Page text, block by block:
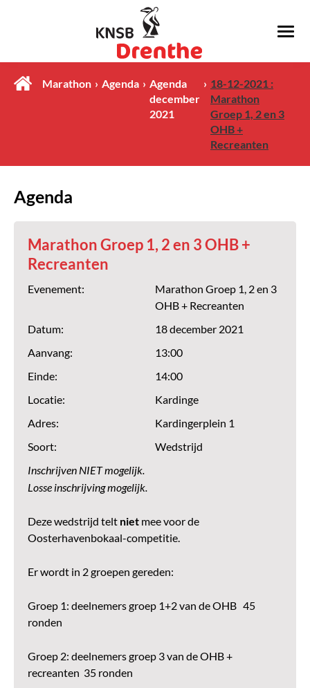
Marathon Agenda
Agenda
december
2021
18-12-2021 :
Marathon
Groep 1, 2 en 3
OHB +
Recreanten
Agenda
Marathon Groep 1, 2 en 3 OHB +
Recreanten
Evenement:
Marathon Groep 1, 2 en 3
OHB + Recreanten
Datum:
18 december 2021
Aanvang:
13:00
Einde:
14:00
Locatie:
Kardinge
Adres:
Kardingerplein 1
Soort:
Wedstrijd
Inschrijven NIET mogelijk.
Losse inschrijving mogelijk.
Deze wedstrijd telt niet mee voor de
Oosterhavenbokaal-competitie.
Er wordt in 2 groepen gereden:
Groep 1: deelnemers groep 1+2 van de OHB 45
ronden
Groep 2: deelnemers groep 3 van de OHB +
recreanten 35 ronden